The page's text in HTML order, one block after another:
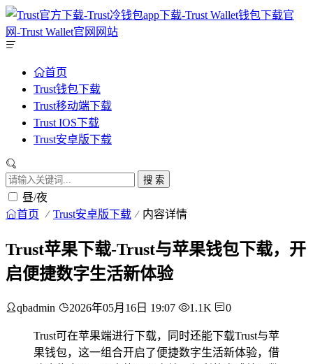
首页
Trust钱包下载
Trust移动端下载
Trust IOS下载
Trust安卓版下载
搜 索
昼/夜
首页 Trust安卓版下载 内容详情
Trust苹果下载-Trust与苹果钱包下载，开
启便捷数字生活新体验
qbadmin 2026年05月16日 19:07 1.1K 0
Trust可在苹果端进行下载，同时还能下载Trust与苹
果钱包，这一组合开启了便捷数字生活新体验，借